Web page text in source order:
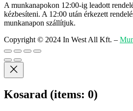
A munkanapokon 12:00-ig leadott
kézbesíteni. A 12:00 után érkezett
munkanapon szállítjuk.
Copyright © 2024 In West All Kft. –
Kosarad (items: 0)